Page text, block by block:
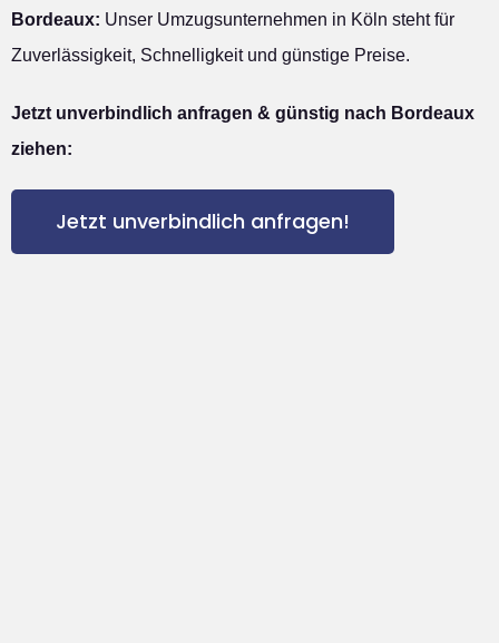
Bordeaux: Unser Umzugsunternehmen in Köln steht für
Zuverlässigkeit, Schnelligkeit und günstige Preise.
Jetzt unverbindlich anfragen & günstig nach Bordeaux
ziehen:
Jetzt unverbindlich anfragen!